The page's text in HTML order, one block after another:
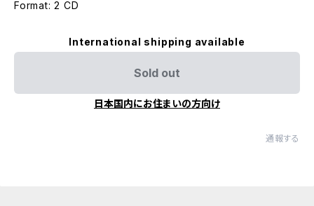
Format: 2 CD
International shipping available
Sold out
日本国内にお住まいの方向け
通報する